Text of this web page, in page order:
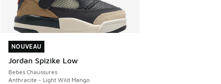
NOUVEAU
Jordan Spizike Low
Bebes Chaussures
Anthracite - Light Wild Mango
NOUVEAU